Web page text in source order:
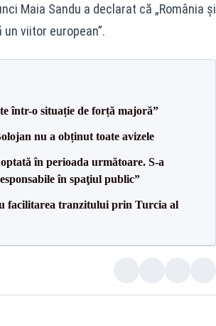
Maia Sandu a declarat că „România și
viitor european”.
într-o situație de forță majoră”
nu a obținut toate avizele
în perioada următoare. S-a
în spaţiul public”
facilitarea tranzitului prin Turcia al